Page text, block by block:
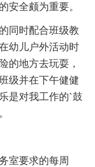
安全颇为重要。
同时配合班级教
幼儿户外活动时
的地方去玩耍，
级并在下午健健
是对我工作的`鼓
室要求的每周